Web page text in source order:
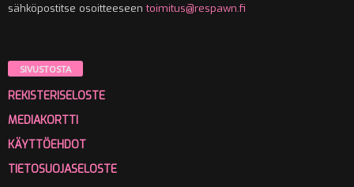
sähköpostitse osoitteeseentoimitus@respawn.fi
SIVUSTOSTA
REKISTERISELOSTE
MEDIAKORTTI
KÄYTTÖEHDOT
TIETOSUOJASELOSTE